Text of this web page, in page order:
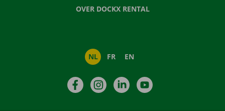
OVER DOCKX RENTAL
NL FR EN
FacebookInstagramLinkedIn